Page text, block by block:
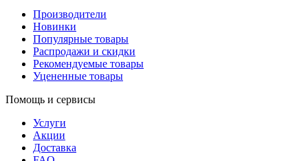
Производители
Новинки
Популярные товары
Распродажи и скидки
Рекомендуемые товары
Уцененные товары
Помощь и сервисы
Услуги
Акции
Доставка